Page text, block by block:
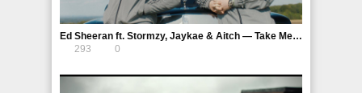
Ed Sheeran ft. Stormzy, Jaykae & Aitch — Take Me Back To London (Sir Spyro Remix)
293
0